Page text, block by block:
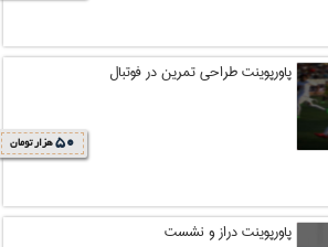
پاورپوینت طراحی تمرین در فوتبال
50 هزار تومان
پاورپوینت دراز و نشست